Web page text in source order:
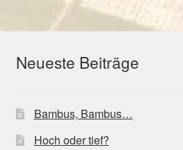
Neueste Beiträge
Bambus, Bambus…
Hoch oder tief?